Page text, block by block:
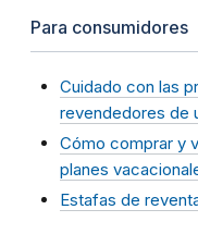
Para consumidores
Cuidado con las
revendedores de
Cómo comprar y
planes
Estafas de